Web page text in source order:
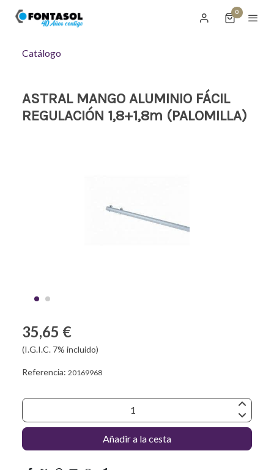
0
Catálogo
ASTRAL MANGO ALUMINIO FÁCIL
REGULACIÓN 1,8+1,8m (PALOMILLA)
35,65 €
(I.G.I.C. 7% incluido)
Referencia: 20169968
Añadir a la cesta